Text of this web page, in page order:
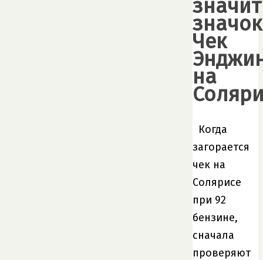
значит
значок
Чек
на
Когда
загорается
чек на
Солярисе
при 92
бензине,
сначала
проверяют